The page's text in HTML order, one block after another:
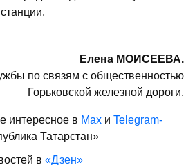
Елена МОИСЕЕВА.
по связям с общественностью
Горьковской железной дороги.
интересное в Max и Telegram-
Татарстан»
в «Дзен»